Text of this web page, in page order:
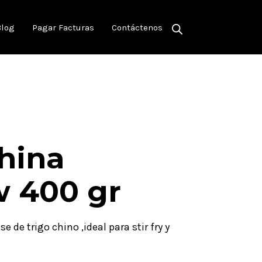
Pagar Facturas Contáctenos
400 gr
de trigo chino ,ideal para stir fry y